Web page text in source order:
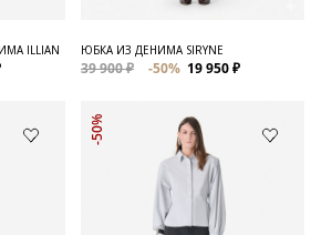
ILLIAN ЮБКА ИЗ ДЕНИМА SIRYNE
39 900 ₽ -50% 19 950 ₽
-50%